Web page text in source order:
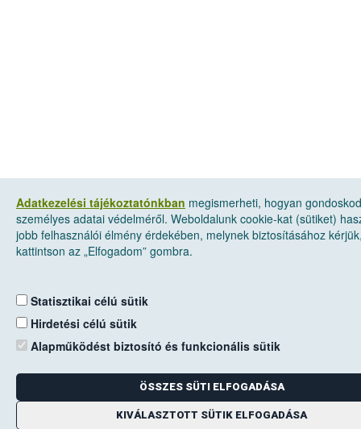
Adatkezelési tájékoztatónkban megismerheti, hogyan
személyes adatai védelméről. Weboldalunk cookie-kat (sütiket)
jobb felhasználói élmény érdekében, melynek biztosításához
kattintson az „Elfogadom” gombra.
Statisztikai célú sütik
Hirdetési célú sütik
Alapműködést biztosító és funkcionális sütik
ÖSSZES SÜTI ELFOGADÁSA
KIVÁLASZTOTT SÜTIK ELFOGADÁSA